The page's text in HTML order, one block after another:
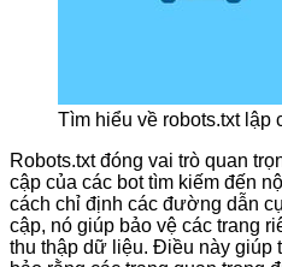
Tìm hiểu về robots.txt lập
Robots.txt đóng vai trò quan
cập của các bot tìm kiếm đến
cách chỉ định các đường dẫn
cập, nó giúp bảo vệ các trang
thu thập dữ liệu. Điều này giúp